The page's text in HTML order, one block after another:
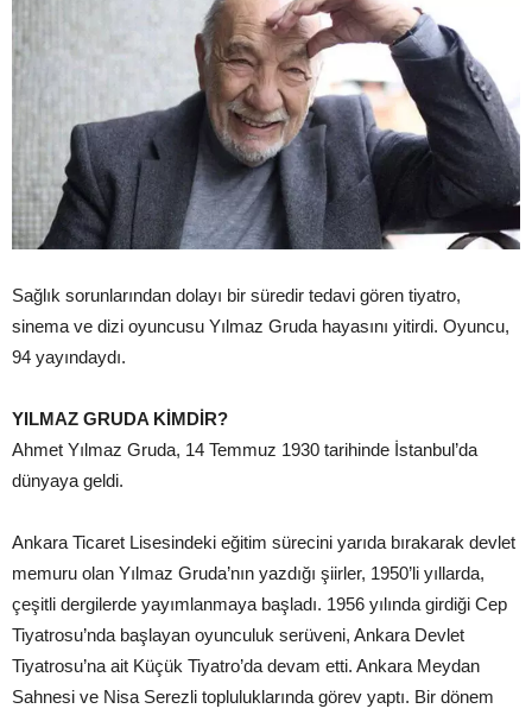
Sağlık sorunlarından dolayı bir süredir tedavi gören tiyatro,
sinema ve dizi oyuncusu Yılmaz Gruda hayasını yitirdi. Oyuncu,
94 yayındaydı.
YILMAZ GRUDA KİMDİR?
Ahmet Yılmaz Gruda, 14 Temmuz 1930 tarihinde İstanbul’da
dünyaya geldi.
Ankara Ticaret Lisesindeki eğitim sürecini yarıda bırakarak devlet
memuru olan Yılmaz Gruda’nın yazdığı şiirler, 1950’li yıllarda,
çeşitli dergilerde yayımlanmaya başladı. 1956 yılında girdiği Cep
Tiyatrosu’nda başlayan oyunculuk serüveni, Ankara Devlet
Tiyatrosu’na ait Küçük Tiyatro’da devam etti. Ankara Meydan
Sahnesi ve Nisa Serezli topluluklarında görev yaptı. Bir dönem